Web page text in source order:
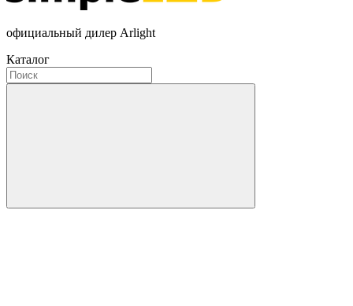
официальный дилер Arlight
Каталог